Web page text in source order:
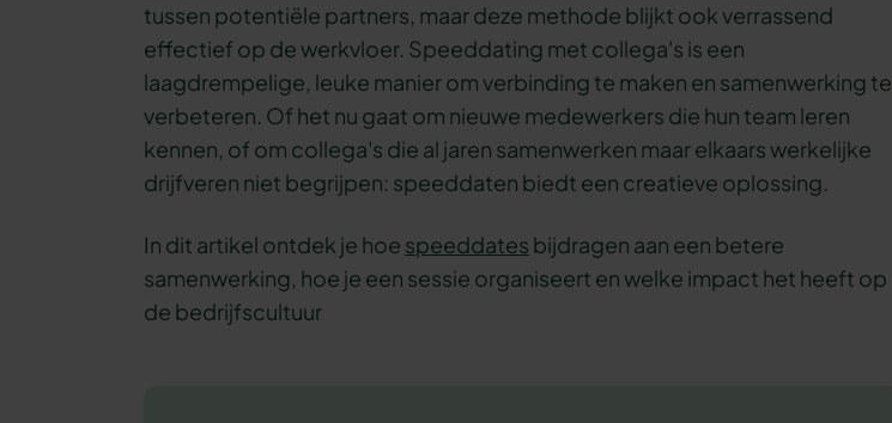
tussen potentiële partners, maar deze methode blijkt ook verrassend
effectief op de werkvloer. Speeddating met collega's is een
laagdrempelige, leuke manier om verbinding te maken en samenwerking te
verbeteren. Of het nu gaat om nieuwe medewerkers die hun team leren
kennen, of om collega's die al jaren samenwerken maar elkaars werkelijke
drijfveren niet begrijpen: speeddaten biedt een creatieve oplossing.
In dit artikel ontdek je hoe speeddates bijdragen aan een betere
samenwerking, hoe je een sessie organiseert en welke impact het heeft op
de bedrijfscultuur